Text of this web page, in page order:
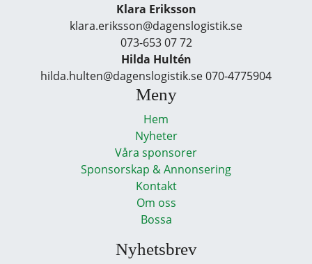
Klara Eriksson
klara.eriksson@dagenslogistik.se
073-653 07 72
Hilda Hultén
hilda.hulten@dagenslogistik.se 070-4775904
Meny
Hem
Nyheter
Våra sponsorer
Sponsorskap & Annonsering
Kontakt
Om oss
Bossa
Nyhetsbrev